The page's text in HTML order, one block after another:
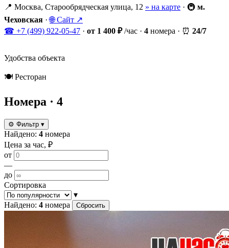
📍 Москва, Старообрядческая улица, 12 » на карте · 🚇 м.
Чеховская · 🌐Сайт ↗
☎ +7 (499) 922-05-47 · от 1 400 ₽/час · 4 номера · ⏰ 24/7
Удобства объекта
🍽 Ресторан
Номера · 4
⚙ Фильтр ▾
Найдено: 4 номера
Цена за час, ₽
от
—
до
Сортировка
▾
Найдено: 4 номера Сбросить